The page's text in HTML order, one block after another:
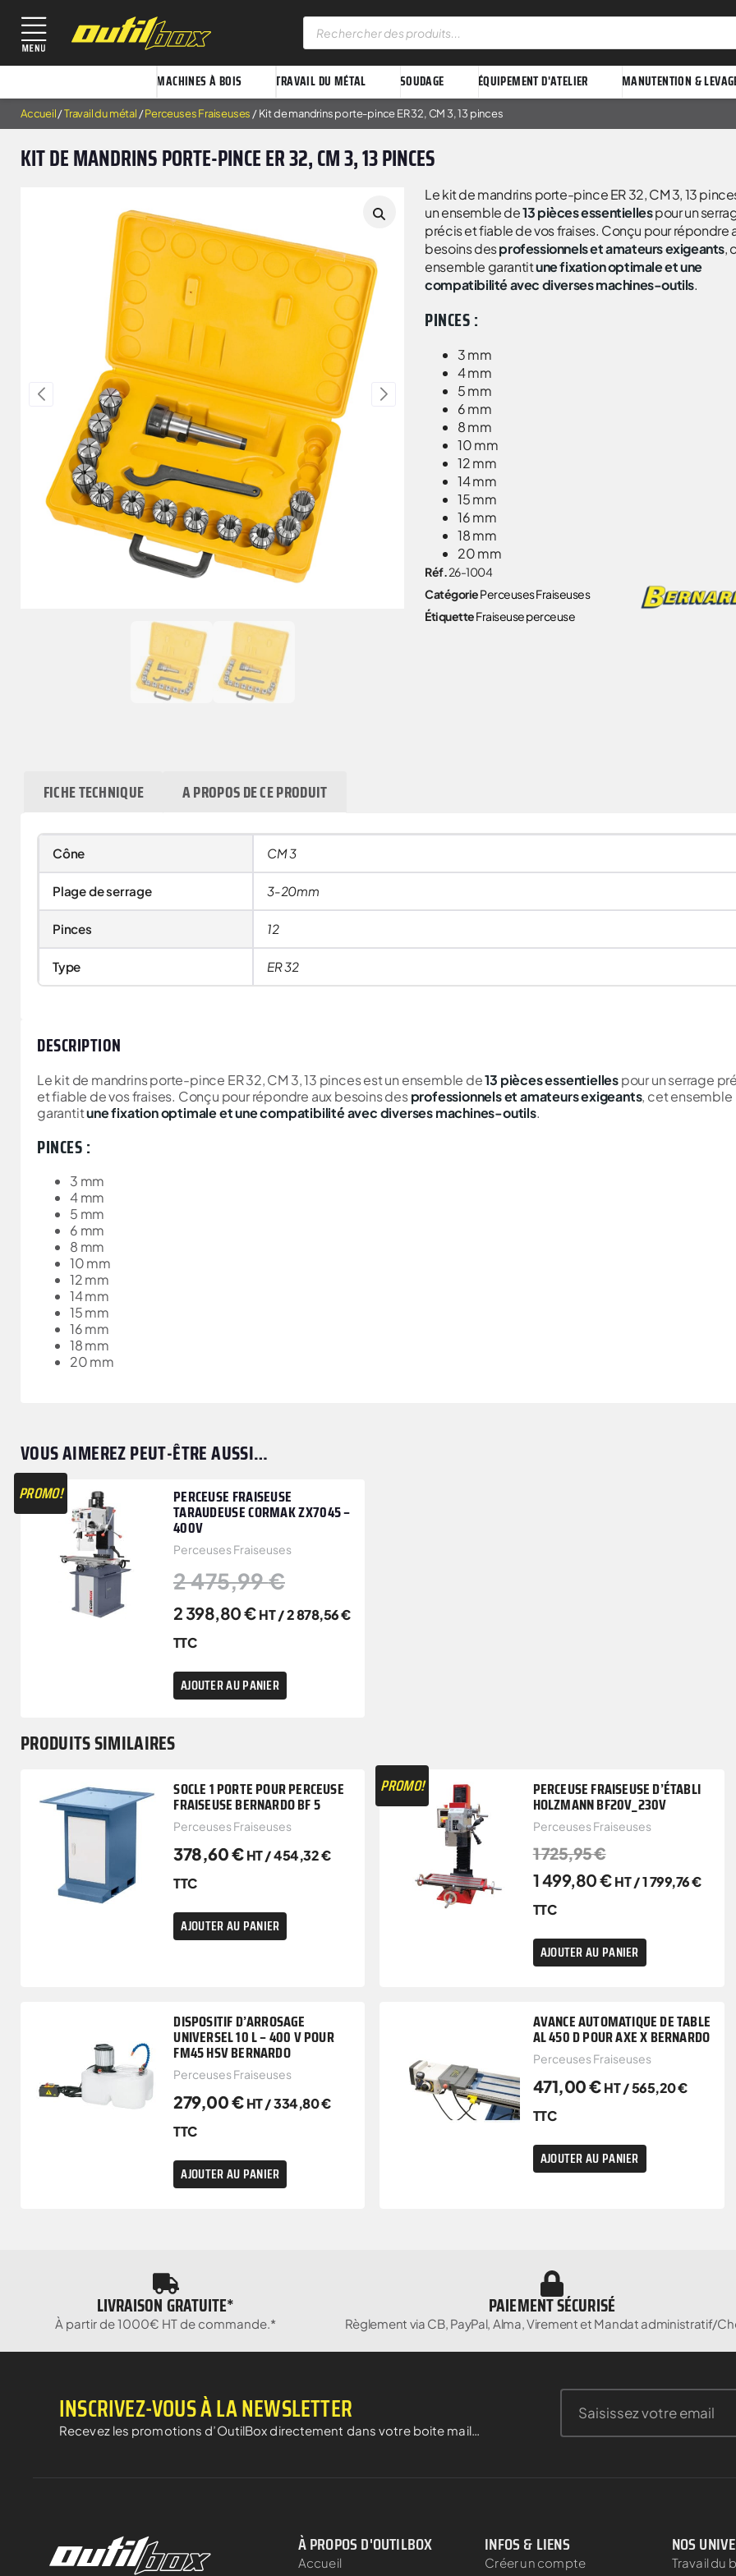
MACHINES À BOIS TRAVAIL DU MÉTAL SOUDAGE ÉQUIPEMENT D'ATELIER MANUTENTION &
Accueil/Travail du métal /Perceuses Fraiseuses / Kit de mandrins porte-pince ER 32, CM 3, 13 pinces
KIT DE MANDRINS PORTE-PINCE ER 32, CM 3, 13 PINCES
Le kit de mandrins porte-pince ER 32, CM 3, 13
un ensemble de13 pièces essentiellespour un
précis et fiable de vos fraises. Conçu pour répondre
besoins desprofessionnels et amateurs exigeants,
ensemble garantitune fixation optimale et une
compatibilité avec diverses machines-outils.
PINCES :
3 mm
4 mm
5 mm
6 mm
8 mm
10 mm
12 mm
14 mm
15 mm
16 mm
18 mm
20 mm
Réf. 26-1004
CatégoriePerceuses Fraiseuses
ÉtiquetteFraiseuse perceuse
FICHE TECHNIQUE A PROPOS DE CE PRODUIT
Cône CM 3
Plage de serrage 3-20mm
Pinces 12
Type ER 32
DESCRIPTION
Le kit de mandrins porte-pince ER 32, CM 3, 13 pinces est un ensemble de13 pièces essentiellespour un serrage
et fiable de vos fraises. Conçu pour répondre aux besoins desprofessionnels et amateurs exigeants, cet ensemble
garantitune fixation optimale et une compatibilité avec diverses machines-outils.
PINCES :
3 mm
4 mm
5 mm
6 mm
8 mm
10 mm
12 mm
14 mm
15 mm
16 mm
18 mm
20 mm
VOUS AIMEREZ PEUT-ÊTRE AUSSI…
PROMO! PERCEUSE FRAISEUSE
TARAUDEUSE CORMAK ZX7045 –
400V
Perceuses Fraiseuses
2 475,99€
2 398,80€HT /2 878,56€
TTC
AJOUTER AU PANIER
PRODUITS SIMILAIRES
SOCLE 1 PORTE POUR PERCEUSE
FRAISEUSE BERNARDO BF 5
Perceuses Fraiseuses
378,60€ HT /454,32€
TTC
AJOUTER AU PANIER
PROMO! PERCEUSE FRAISEUSE D’ÉTABLI
HOLZMANN BF20V_230V
Perceuses Fraiseuses
1 725,95€
1 499,80€ HT /1 799,76€
TTC
AJOUTER AU PANIER
DISPOSITIF D’ARROSAGE
UNIVERSEL 10 L – 400 V POUR
FM45 HSV BERNARDO
Perceuses Fraiseuses
279,00€ HT /334,80€
TTC
AJOUTER AU PANIER
AVANCE AUTOMATIQUE DE TABLE
AL 450 D POUR AXE X BERNARDO
Perceuses Fraiseuses
471,00€ HT /565,20€
TTC
AJOUTER AU PANIER
LIVRAISON GRATUITE*
À partir de 1000€ HT de commande.*
PAIEMENT SÉCURISÉ
Règlement via CB, PayPal, Alma, Virement et Mandat administratif/
INSCRIVEZ-VOUS À LA NEWSLETTER
Recevez les promotions d’OutilBox directement dans votre boite mail…
À PROPOS D'OUTILBOX
Accueil
INFOS & LIENS
Créer un compte
NOS
Travail du